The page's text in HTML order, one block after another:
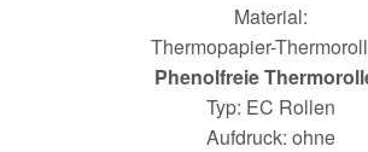
Material:
Thermopapier-
Phenolfreie
Typ: EC Rollen
Aufdruck: ohne